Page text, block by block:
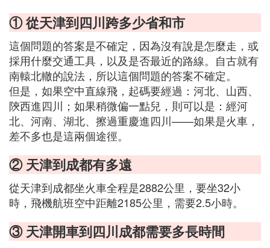
① 從天津到四川跨多少省和市
這個問題的答案是不確定，因為沒有說是怎麼走，或
採用什麼交通工具，以及是否最近的路線。自古就有
南轅北轍的說法，所以這個問題的答案不確定。
但是，如果空中直線飛，起碼要經過：河北、山西、
陝西進四川；如果稍微偏一點兒，則可以是：經河
北、河南、湖北、擦過重慶進四川——如果是火車，
差不多也是這兩個途徑。
② 天津到成都有多遠
從天津到成都坐火車全程是2882公里，要坐32小
時，飛機航班空中距離2185公里，需要2.5小時。
③ 天津開車到四川成都需要多長時間